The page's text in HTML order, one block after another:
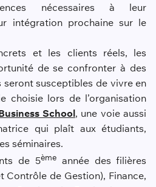
nécessaires à leur
intégration prochaine sur le
et les clients réels, les
de se confronter à des
seront susceptibles de vivre en
choisie lors de l’organisation
School, une voie aussi
qui plaît aux étudiants,
séminaires.
de 5èmeannée des filières
Contrôle de Gestion), Finance,